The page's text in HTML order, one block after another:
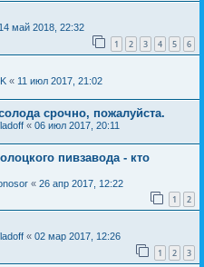
14 май 2018, 22:32
1 2 3 4 5 6
« 11 июл 2017, 21:02
срочно, пожалуйста.
« 06 июл 2017, 20:11
пивзавода - кто
« 26 апр 2017, 12:22
1 2
« 02 мар 2017, 12:26
1 2 3